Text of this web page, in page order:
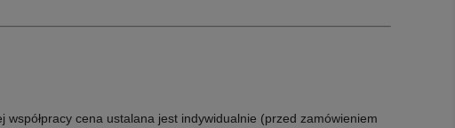
cena ustalana jest indywidualnie (przed zamówieniem